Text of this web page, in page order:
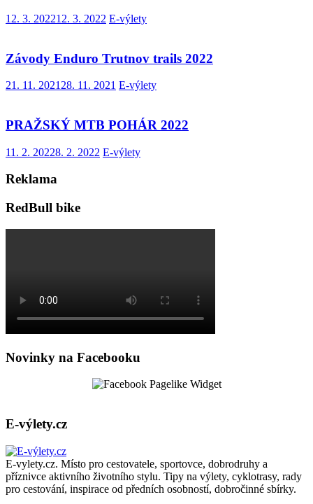
12. 3. 202212. 3. 2022 E-výlety
Závody Enduro Trutnov trails 2022
21. 11. 2021 28. 11. 2021 E-výlety
PRAŽSKÝ MTB POHÁR 2022
11. 2. 20228. 2. 2022 E-výlety
Reklama
RedBull bike
Novinky na Facebooku
E-výlety.cz
E-vylety.cz. Místo pro cestovatele, sportovce, dobrodruhy a
příznivce aktivního životního stylu. Tipy na výlety, cyklotrasy, rady
pro cestování, inspirace od předních osobností, dobročinné sbírky.